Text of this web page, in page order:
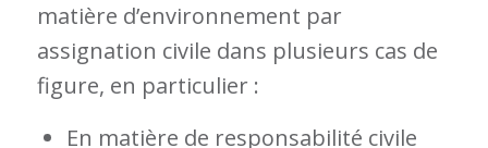
matière d’environnement par
assignation civile dans plusieurs cas de
figure, en particulier :
En matière de responsabilité civile